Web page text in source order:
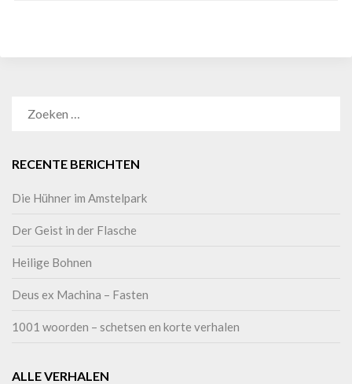
RECENTE BERICHTEN
Die Hühner im Amstelpark
Der Geist in der Flasche
Heilige Bohnen
Deus ex Machina – Fasten
1001 woorden – schetsen en korte verhalen
ALLE VERHALEN